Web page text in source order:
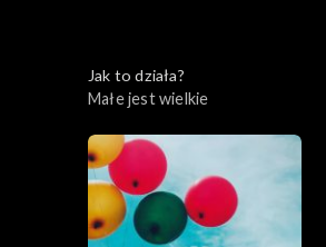
Jak to działa?
Małe jest wielkie